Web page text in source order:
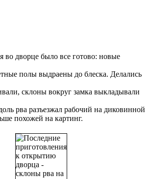
во дворце было все готово: новые
полы выдраены до блеска. Делались
склоны вокруг замка выкладывали
рва разъезжал рабочий на диковинной
похожей на картинг.